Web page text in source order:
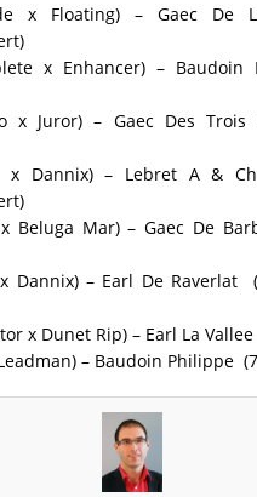
x Floating) – Gaec De
x Enhancer) –
x Juror) – Gaec Des
x Dannix) – Lebret A &
Beluga Mar) – Gaec De
Dannix) – Earl De Raverlat
x Dunet Rip) – Earl La
– Baudoin Philippe